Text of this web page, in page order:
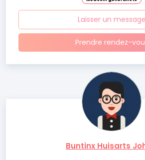
Laisser un message
Prendre rendez-
Buntinx Huisarts